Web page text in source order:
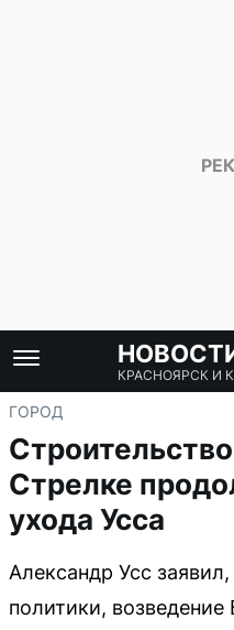
КРАСНОЯРСК И
ГОРОД
Стрелке
ухода Усса
Александр Усс
политики, возведение